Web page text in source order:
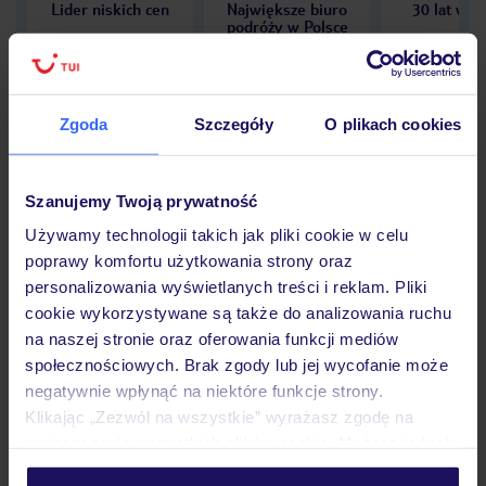
Zgoda Szczegóły O plikach cookies
Szanujemy Twoją prywatność
Używamy technologii takich jak pliki cookie w celu
poprawy komfortu użytkowania strony oraz
personalizowania wyświetlanych treści i reklam. Pliki
cookie wykorzystywane są także do analizowania ruchu
na naszej stronie oraz oferowania funkcji mediów
społecznościowych. Brak zgody lub jej wycofanie może
negatywnie wpłynąć na niektóre funkcje strony.
Klikając „Zezwól na wszystkie” wyrażasz zgodę na
personalizować swój wybór wchodząc w zakładkę
Lider niskich cen
Największe biuro
podróży w Polsce
30 lat w
Opinie
Pokoje
Wyżywienie